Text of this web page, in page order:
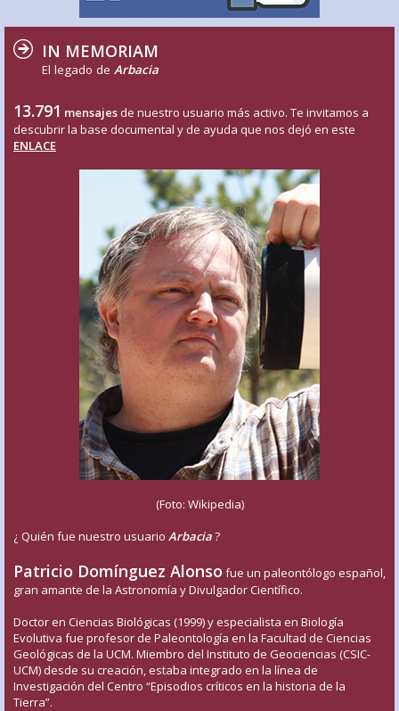
IN MEMORIAM
El legado de Arbacia
13.791 mensajes de nuestro usuario más activo. Te invitamos a
descubrir la base documental y de ayuda que nos dejó en este
ENLACE
(Foto: Wikipedia)
¿ Quién fue nuestro usuario Arbacia?
Patricio Domínguez Alonso fue un paleontólogo español,
gran amante de la Astronomía y Divulgador Científico.
Doctor en Ciencias Biológicas (1999) y especialista en Biología
Evolutiva fue profesor de Paleontología en la Facultad de Ciencias
Geológicas de la UCM. Miembro del Instituto de Geociencias (CSIC-
UCM) desde su creación, estaba integrado en la línea de
Investigación del Centro “Episodios críticos en la historia de la
Tierra”.